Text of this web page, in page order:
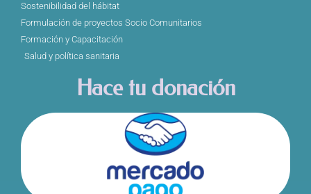
Sostenibilidad del hábitat
Formulación de proyectos Socio Comunitarios
Formación y Capacitación
Salud y política sanitaria
Hace tu donación